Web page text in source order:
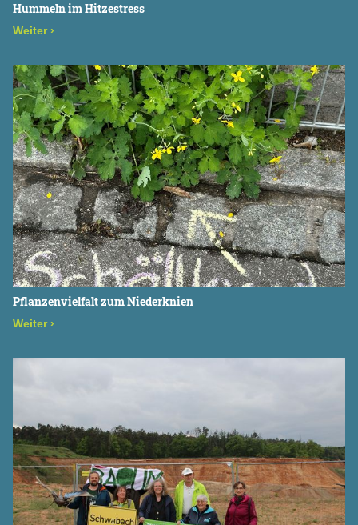
Hummeln im Hitzestress
Weiter ›
Pflanzenvielfalt zum Niederknien
Weiter ›